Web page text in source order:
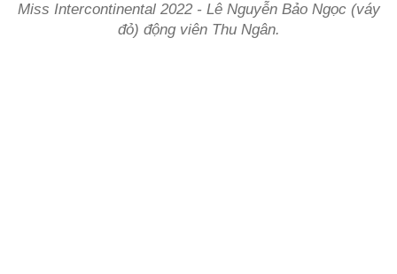
Miss Intercontinental 2022 - Lê Nguyễn Bảo Ngọc (váy
đỏ) động viên Thu Ngân.